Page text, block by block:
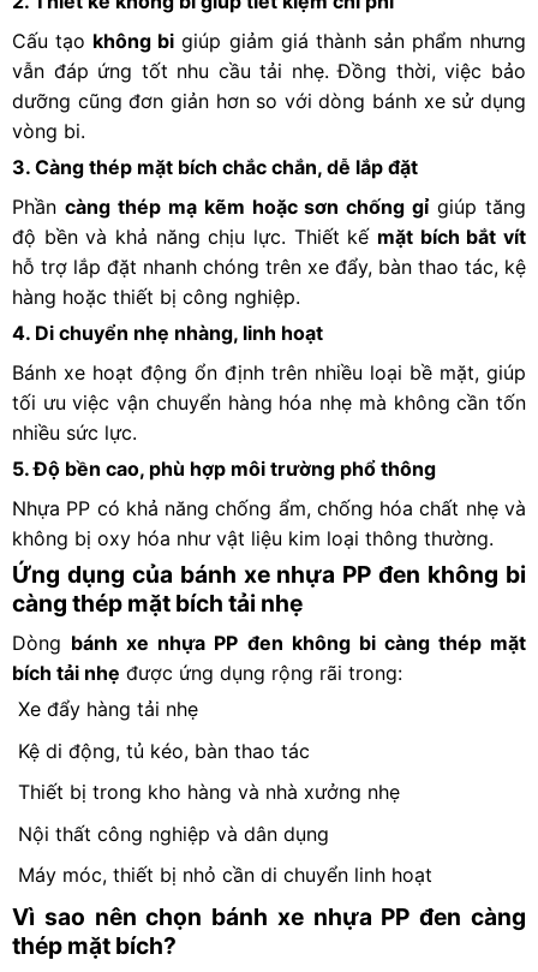
Cấu tạo không bi giúp giảm giá thành sản phẩm nhưng
vẫn đáp ứng tốt nhu cầu tải nhẹ. Đồng thời, việc bảo
dưỡng cũng đơn giản hơn so với dòng bánh xe sử dụng
vòng bi.
3. Càng thép mặt bích chắc chắn, dễ lắp đặt
Phần càng thép mạ kẽm hoặc sơn chống gỉgiúp tăng
độ bền và khả năng chịu lực. Thiết kế mặt bích bắt vít
hỗ trợ lắp đặt nhanh chóng trên xe đẩy, bàn thao tác, kệ
hàng hoặc thiết bị công nghiệp.
4. Di chuyển nhẹ nhàng, linh hoạt
Bánh xe hoạt động ổn định trên nhiều loại bề mặt, giúp
tối ưu việc vận chuyển hàng hóa nhẹ mà không cần tốn
nhiều sức lực.
5. Độ bền cao, phù hợp môi trường phổ thông
Nhựa PP có khả năng chống ẩm, chống hóa chất nhẹ và
không bị oxy hóa như vật liệu kim loại thông thường.
Ứng dụng của bánh xe nhựa PP đen không bi
càng thép mặt bích tải nhẹ
Dòng bánh xe nhựa PP đen không bi càng thép mặt
bích tải nhẹ được ứng dụng rộng rãi trong:
Xe đẩy hàng tải nhẹ
Kệ di động, tủ kéo, bàn thao tác
Thiết bị trong kho hàng và nhà xưởng nhẹ
Nội thất công nghiệp và dân dụng
Máy móc, thiết bị nhỏ cần di chuyển linh hoạt
Vì sao nên chọn bánh xe nhựa PP đen càng
thép mặt bích?